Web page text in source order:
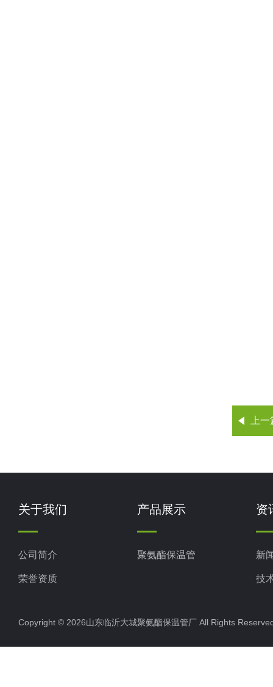
上
关于我们
公司简介
荣誉资质
产品展示
聚氨酯保温管
资
新
技
Copyright © 2026山东临沂大城聚氨酯保温管厂 All Rights